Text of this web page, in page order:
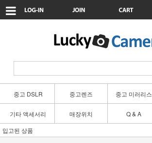
중고 DSLR 중고렌즈 중고 미러리스
기타 액세서리 매장위치
Q & A
입고된 상품